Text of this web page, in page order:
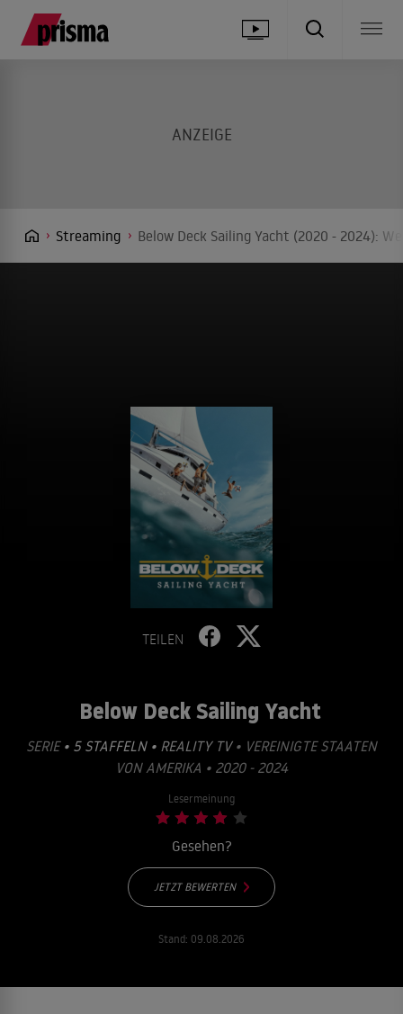
Streaming Below Deck Sailing Yacht (2020 - 2024):
TEILEN
Below Deck Sailing Yacht
SERIE • 5 STAFFELN • REALITY TV• VEREINIGTE STAATEN
VON AMERIKA • 2020 - 2024
Lesermeinung
Gesehen?
JETZT BEWERTEN
Stand: 09.08.2026